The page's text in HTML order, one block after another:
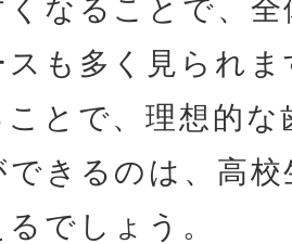
なることで、
スも多く見られ
とで、理想的
できるのは、高
でしょう。